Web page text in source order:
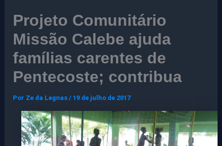
Projeto Comunitário
Missão Calebe ajuda
famílias carentes de
Pentecoste; contribua
Por Ze da Legnas/ 19 de julho de 2017